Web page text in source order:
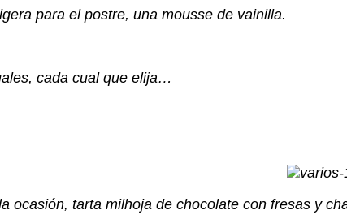
para el postre, una mousse de vainilla.
cada cual que elija…
ocasión, tarta milhoja de chocolate con fresas y